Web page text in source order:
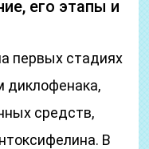
его этапы и
первых стадиях
диклофенака,
средств,
В